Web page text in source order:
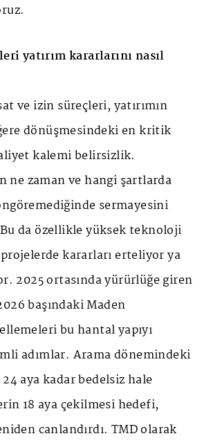
yatırım kararlarını nasıl
ve izin süreçleri, yatırımın
dönüşmesindeki en kritik
kalemi belirsizlik.
ne zaman ve hangi şartlarda
sermayesini
da özellikle yüksek teknoloji
kararları erteliyor ya
2025 ortasında yürürlüğe giren
başındaki Maden
bu hantal yapıyı
adımlar. Arama dönemindeki
aya kadar bedelsiz hale
18 aya çekilmesi hedefi,
canlandırdı. TMD olarak